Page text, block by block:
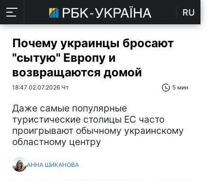
RU
Почему украинцы бросают
"сытую" Европу и
возвращаются домой
18:47 02.07.2026 Чт 5 мин
Даже самые популярные
туристические столицы ЕС часто
проигрывают обычному украинскому
областному центру
АННА ШИКАНОВА